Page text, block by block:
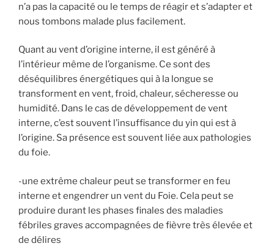
n’a pas la capacité ou le temps de réagir et s’adapter et
nous tombons malade plus facilement.
Quant au vent d’origine interne, il est généré à
l’intérieur même de l’organisme. Ce sont des
déséquilibres énergétiques qui à la longue se
transforment en vent, froid, chaleur, sécheresse ou
humidité. Dans le cas de développement de vent
interne, c’est souvent l’insuffisance du yin qui est à
l’origine. Sa présence est souvent liée aux pathologies
du foie.
-une extrême chaleur peut se transformer en feu
interne et engendrer un vent du Foie. Cela peut se
produire durant les phases finales des maladies
fébriles graves accompagnées de fièvre très élevée et
de délires